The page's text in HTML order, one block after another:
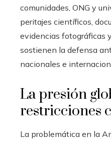
comunidades, ONG y
peritajes científicos,
evidencias fotográficas
sostienen la defensa
nacionales e
La presión
restricciones
La problemática en la